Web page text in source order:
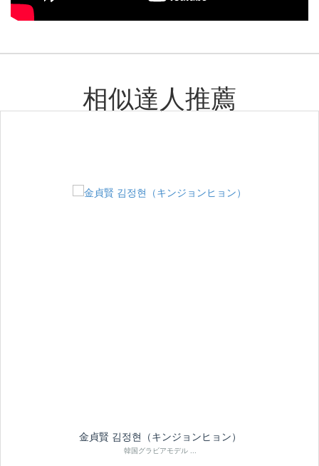
相似達人推薦
金貞賢 김정현（キンジョンヒョン）
韓国グラビアモデル ...